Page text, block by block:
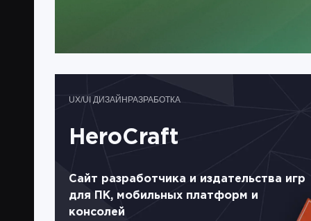
UX/UI ДИЗАЙН РАЗРАБОТКА
HeroCraft
Сайт разработчика и издательства игр
для ПК, мобильных платформ и
консолей